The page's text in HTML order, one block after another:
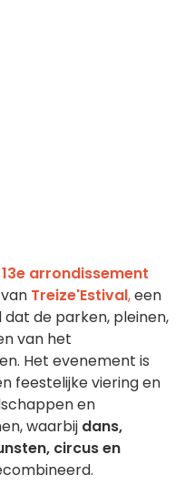
13e arrondissement
Treize'Estival,een
de parken, pleinen,
van het
Het evenement is
feestelijke viering en
en
waarbij dans,
circus en